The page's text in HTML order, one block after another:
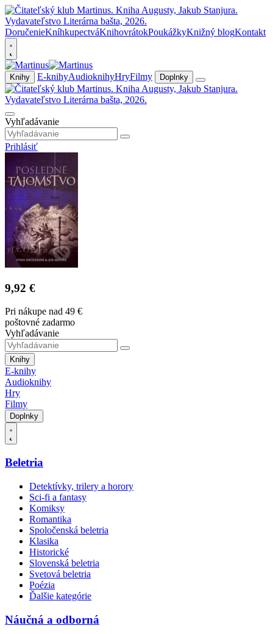
DoručenieKníhkupectváKnihovrátokPoukážkyKnižný blogKontakt
Knihy E-knihyAudioknihyHryFilmy Doplnky
Vyhľadávanie
Prihlásiť
9,92 €
Pri nákupe nad 49 €
poštovné zadarmo
Vyhľadávanie
Knihy
E-knihy
Audioknihy
Hry
Filmy
Doplnky
Beletria
Detektívky, trilery a horory
Sci-fi a fantasy
Komiksy
Romantika
Spoločenská beletria
Klasika
Historické
Slovenská beletria
Svetová beletria
Poézia
Ďalšie kategórie
Náučná a odborná